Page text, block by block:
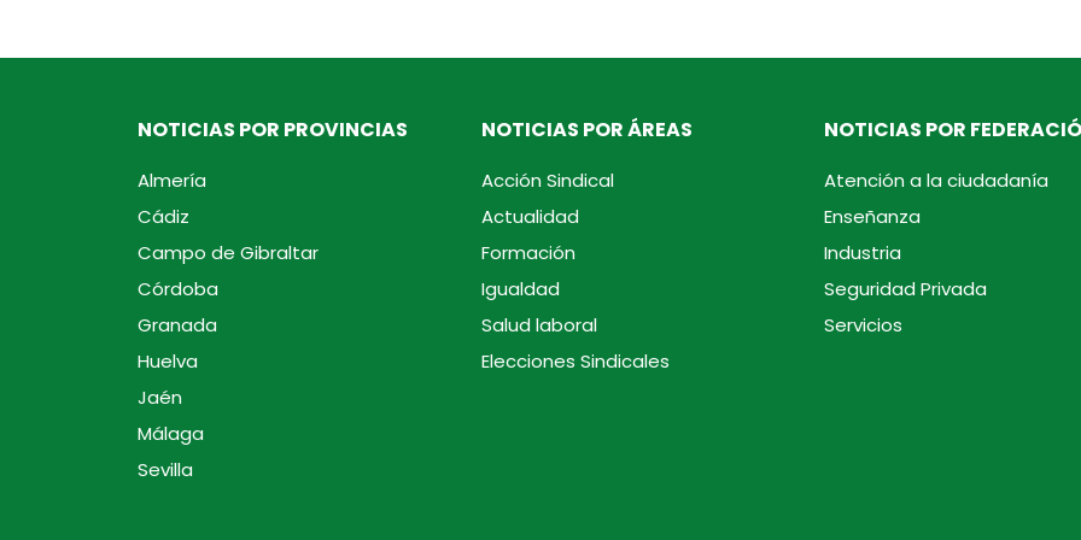
NOTICIAS POR PROVINCIAS
Almería
Cádiz
Campo de Gibraltar
Córdoba
Granada
Huelva
Jaén
Málaga
Sevilla
NOTICIAS POR ÁREAS
Acción Sindical
Actualidad
Formación
Igualdad
Salud laboral
Elecciones Sindicales
NOTICIAS POR
Atención a la ciudadanía
Enseñanza
Industria
Seguridad Privada
Servicios